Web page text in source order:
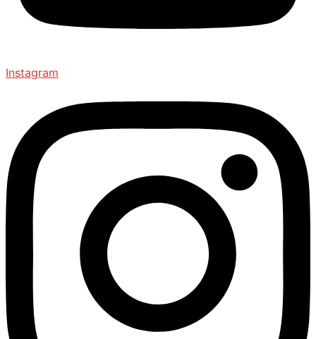
Instagram